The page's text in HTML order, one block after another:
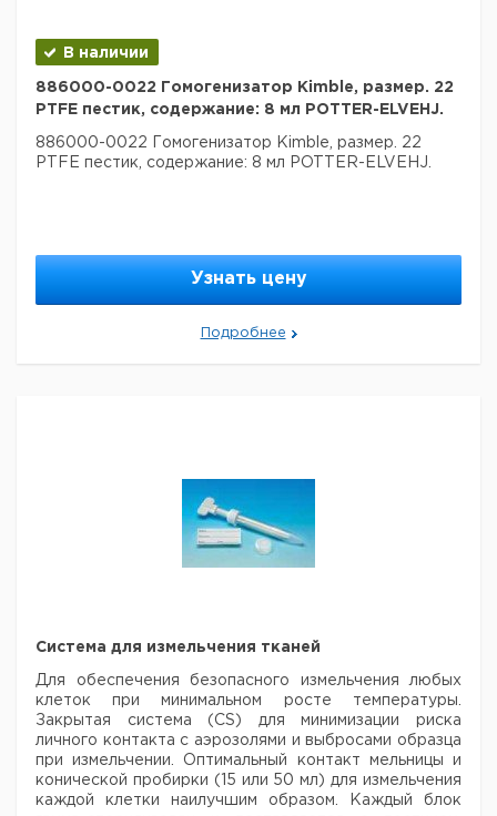
В наличии
886000-0022 Гомогенизатор Kimble, размер. 22
PTFE пестик, содержание: 8 мл POTTER-ELVEHJ.
886000-0022 Гомогенизатор Kimble, размер. 22
PTFE пестик, содержание: 8 мл POTTER-ELVEHJ.
Узнать цену
Подробнее
Система для измельчения тканей
Для обеспечения безопасного измельчения любых
клеток при минимальном росте температуры.
Закрытая система (CS) для минимизации риска
личного контакта с аэрозолями и выбросами образца
при измельчении.
Оптимальный контакт мельницы и
конической пробирки (15 или 50 мл) для измельчения
каждой клетки наилучшим образом.
Каждый блок